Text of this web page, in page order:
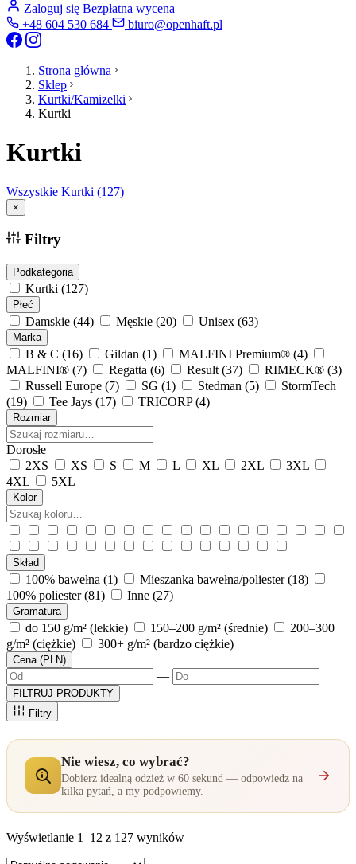
Zaloguj się Bezpłatna wycena
+48 604 530 684
biuro@openhaft.pl
Strona główna
Sklep
Kurtki/Kamizelki
Kurtki
Kurtki
Wszystkie Kurtki (127)
×
Filtry
Podkategoria
Kurtki (127)
Płeć
Damskie (44) Męskie (20) Unisex (63)
Marka
B & C (16) Gildan (1) MALFINI Premium® (4)
MALFINI® (7) Regatta (6) Result (37) RIMECK® (3)
Russell Europe (7) SG (1) Stedman (5)
StormTech
(19)
Tee Jays (17) TRICORP (4)
Rozmiar
Dorosłe
2XS
XS S M L XL 2XL
3XL
4XL
5XL
Kolor
Skład
100% bawełna (1) Mieszanka bawełna/poliester (18)
100% poliester (81) Inne (27)
Gramatura
do 150 g/m² (lekkie) 150–200 g/m² (średnie)
200–300
g/m² (ciężkie)
300+ g/m² (bardzo ciężkie)
Cena (PLN)
—
FILTRUJ PRODUKTY
Filtry
Nie wiesz, co wybrać?
Dobierz idealną odzież w 60 sekund — odpowiedz na
kilka pytań, a my podpowiemy.
Wyświetlanie 1–12 z 127 wyników